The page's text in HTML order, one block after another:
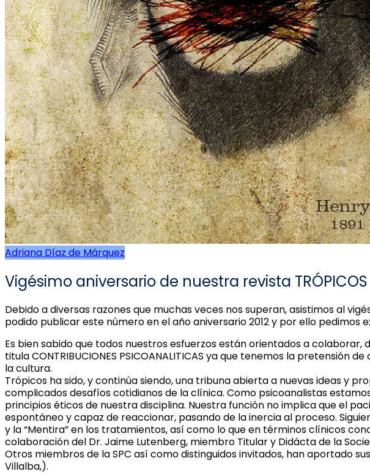
Adriana Díaz de Márquez
Vigésimo aniversario de nuestra revista TRÓPICOS
Debido a diversas razones que muchas veces nos superan, asistimos al
podido publicar este número en el año aniversario 2012 y por ello pedimos
Es bien sabido que todos nuestros esfuerzos están orientados a
titula CONTRIBUCIONES PSICOANALITICAS ya que tenemos la
la cultura.
Trópicos ha sido, y continúa siendo, una tribuna abierta a nuevas ideas y
complicados desafíos cotidianos de la clínica. Como psicoanalistas
principios éticos de nuestra disciplina. Nuestra función no implica que el
espontáneo y capaz de reaccionar, pasando de la inercia al proceso.
y la “Mentira” en los tratamientos, así como lo que en términos clínicos
colaboración del Dr. Jaime Lutenberg, miembro Titular y Didácta de la
Otros miembros de la SPC así como distinguidos invitados, han aportado
Villalba,).